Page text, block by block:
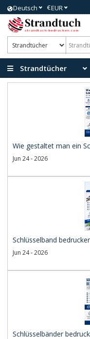
Deutsch €EUR
Strandtücher
Wie gestaltet man ein
Jun 24 - 2026
Schlüsselband
Jun 24 - 2026
Schlüsselbänder